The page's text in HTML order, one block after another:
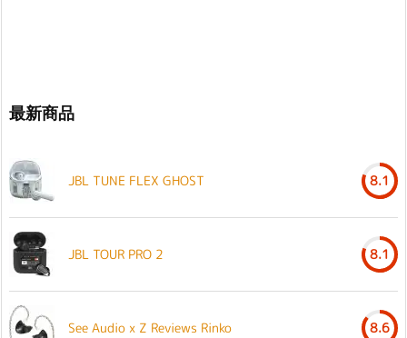
最新商品
JBL TUNE FLEX GHOST 8.1
JBL TOUR PRO 2 8.1
See Audio x Z Reviews Rinko 8.6